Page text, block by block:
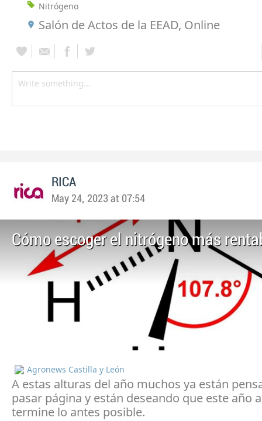
Nitrógeno
Salón de Actos de la EEAD, Online
RICA
May 24, 2023 at 07:54
Cómo escoger el nitrógeno más
Agronews Castilla y León
A estas alturas del año muchos ya están
pasar página y están deseando que este año
termine lo antes posible.